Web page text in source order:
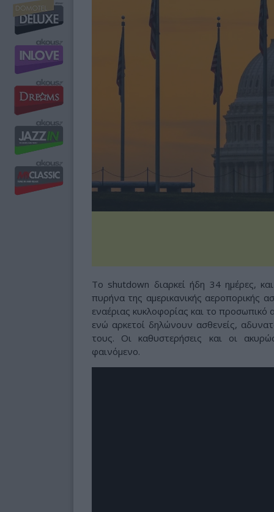
Το shutdown διαρκεί ήδη 34 ημέρες,
πυρήνα της αμερικανικής αεροπορικής
εναέριας κυκλοφορίας και το
ενώ αρκετοί δηλώνουν ασθενείς,
τους. Οι καθυστερήσεις και οι
φαινόμενο.